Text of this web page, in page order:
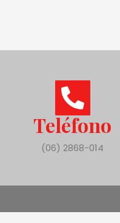
Teléfono
(06) 2868-014